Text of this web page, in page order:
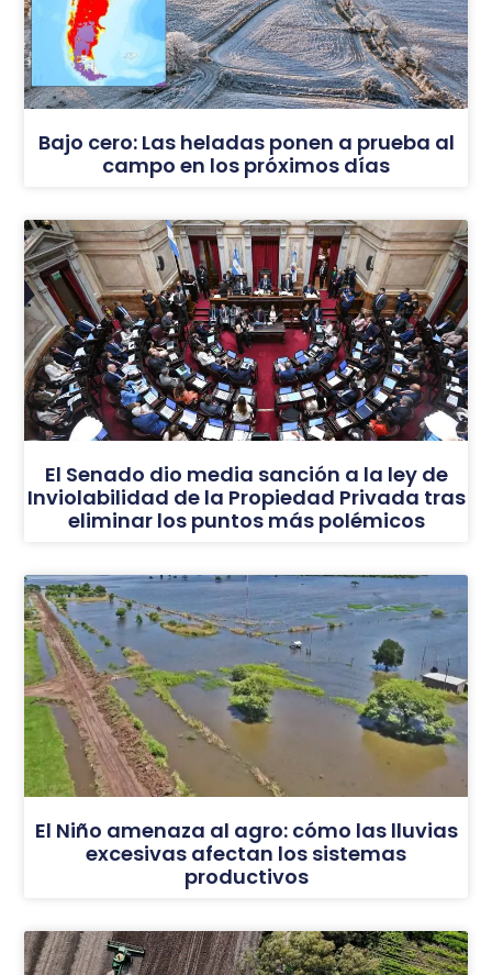
Bajo cero: Las heladas ponen a prueba al
campo en los próximos días
El Senado dio media sanción a la ley de
Inviolabilidad de la Propiedad Privada tras
eliminar los puntos más polémicos
El Niño amenaza al agro: cómo las lluvias
excesivas afectan los sistemas
productivos